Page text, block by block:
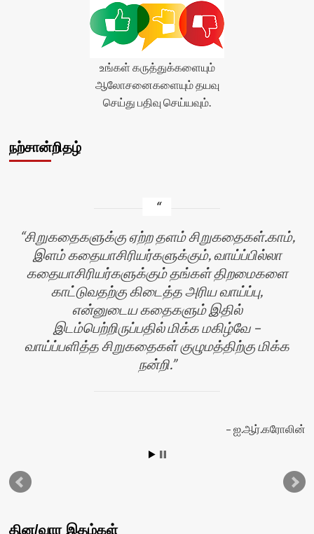
உங்கள் கருத்துக்களையும்
ஆலோசனைகளையும் தயவு
செய்து பதிவு செய்யவும்.
நற்சான்றிதழ்
சிறுகதைகளுக்கு ஏற்ற தளம் சிறுகதைகள்.காம்,
இளம் கதையாசிரியர்களுக்கும், வாய்ப்பில்லா
கதையாசிரியர்களுக்கும் தங்கள் திறமைகளை
காட்டுவதற்கு கிடைத்த அரிய வாய்ப்பு,
என்னுடைய கதைகளும் இதில்
இடம்பெற்றிருப்பதில் மிக்க மகிழ்வே –
வாய்ப்பளித்த சிறுகதைகள் குழுமத்திற்கு மிக்க
நன்றி.
ஐ.ஆர்.கரோலின்
தின/வார இதழ்கள்